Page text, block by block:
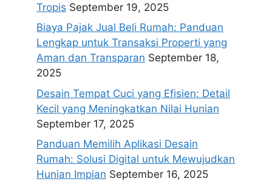
Tropis September 19, 2025
Biaya Pajak Jual Beli Rumah: Panduan
Lengkap untuk Transaksi Properti yang
Aman dan Transparan September 18,
2025
Desain Tempat Cuci yang Efisien: Detail
Kecil yang Meningkatkan Nilai Hunian
September 17, 2025
Panduan Memilih Aplikasi Desain
Rumah: Solusi Digital untuk Mewujudkan
Hunian Impian September 16, 2025